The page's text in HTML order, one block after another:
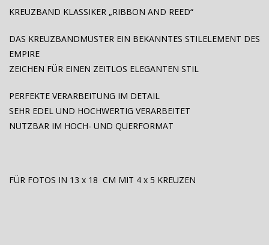
KREUZBAND KLASSIKER „RIBBON AND REED“
DAS KREUZBANDMUSTER EIN BEKANNTES STILELEMENT DES
EMPIRE
ZEICHEN FÜR EINEN ZEITLOS ELEGANTEN STIL
PERFEKTE VERARBEITUNG IM DETAIL
SEHR EDEL UND HOCHWERTIG VERARBEITET
NUTZBAR IM HOCH- UND QUERFORMAT
FÜR FOTOS IN 13 x 18 CM MIT 4 x 5 KREUZEN